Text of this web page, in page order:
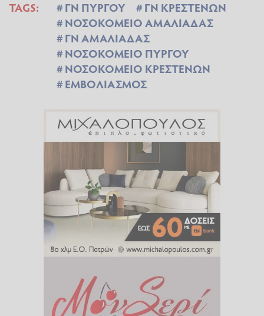
TAGS: ΓΝ ΠΥΡΓΟΥ
ΓΝ ΚΡΕΣΤΕΝΩΝ
ΝΟΣΟΚΟΜΕΙΟ ΑΜΑΛΙΑΔΑΣ
ΓΝ ΑΜΑΛΙΑΔΑΣ
ΝΟΣΟΚΟΜΕΙΟ ΠΥΡΓΟΥ
ΝΟΣΟΚΟΜΕΙΟ ΚΡΕΣΤΕΝΩΝ
ΕΜΒΟΛΙΑΣΜΟΣ